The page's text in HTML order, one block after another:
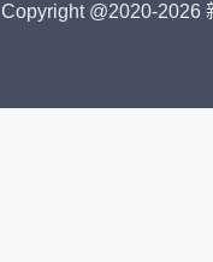
Copyright @2020-2026